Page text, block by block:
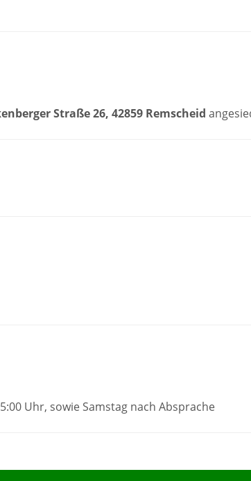
Straße 26, 42859 Remscheid
Uhr, sowie Samstag nach Absprache